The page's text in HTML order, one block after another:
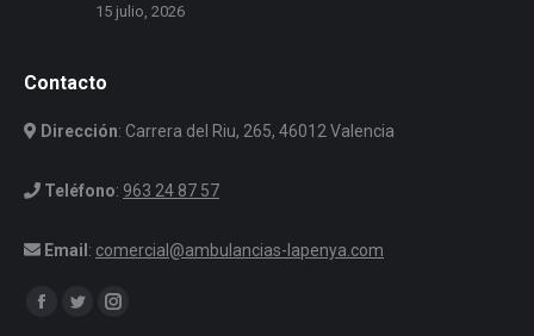
15 julio, 2026
Contacto
Dirección: Carrera del Riu, 265, 46012 Valencia
Teléfono: 963 24 87 57
Email : comercial@ambulancias-lapenya.com
Encuéntranos en:
Facebook
TwitterInstagram